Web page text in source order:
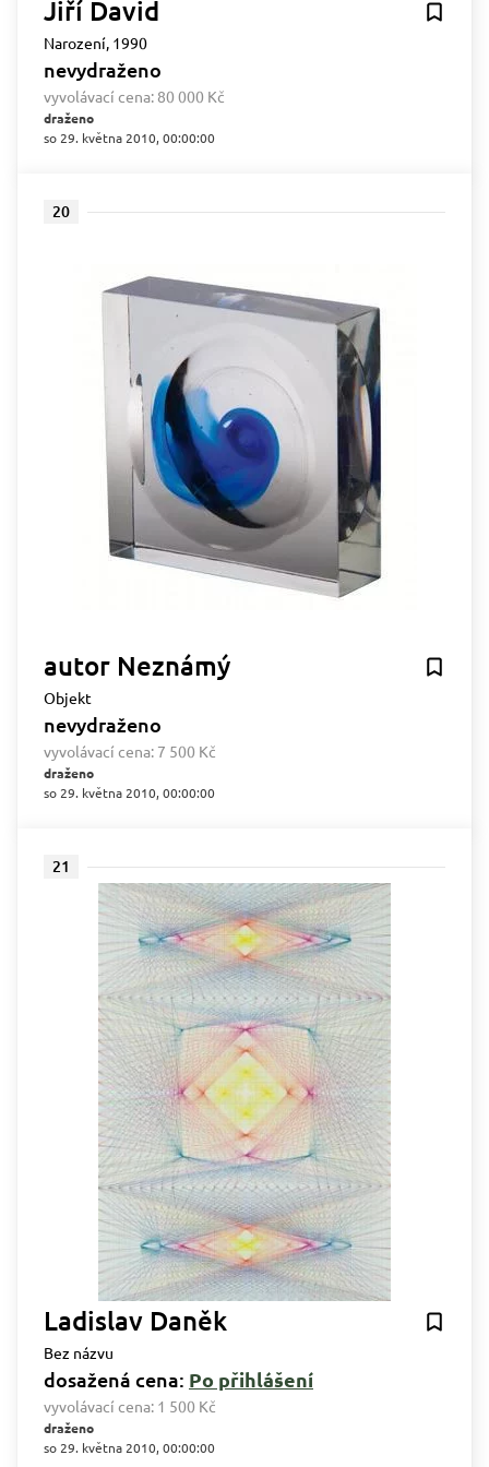
Jiří David
Narození, 1990
nevydraženo
vyvolávací cena: 80 000 Kč
draženo
so 29. května 2010, 00:00:00
20
autor Neznámý
Objekt
nevydraženo
vyvolávací cena: 7 500 Kč
draženo
so 29. května 2010, 00:00:00
21
Ladislav Daněk
Bez názvu
dosažená cena: Po přihlášení
vyvolávací cena: 1 500 Kč
draženo
so 29. května 2010, 00:00:00